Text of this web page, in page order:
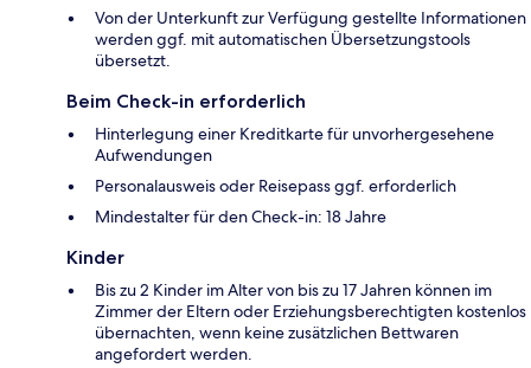
Von der Unterkunft zur Verfügung gestellte Informationen
werden ggf. mit automatischen Übersetzungstools
übersetzt.
Beim Check-in erforderlich
Hinterlegung einer Kreditkarte für unvorhergesehene
Aufwendungen
Personalausweis oder Reisepass ggf. erforderlich
Mindestalter für den Check-in: 18 Jahre
Kinder
Bis zu 2 Kinder im Alter von bis zu 17 Jahren können im
Zimmer der Eltern oder Erziehungsberechtigten kostenlos
übernachten, wenn keine zusätzlichen Bettwaren
angefordert werden.